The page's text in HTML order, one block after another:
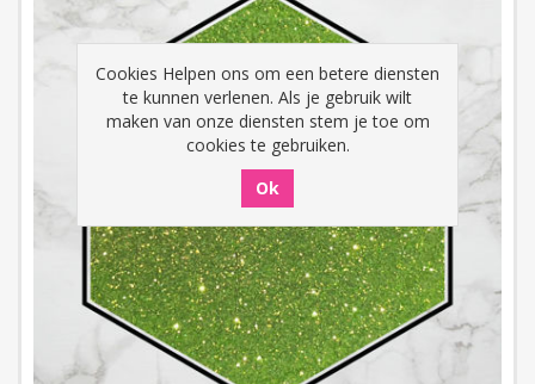
Cookies Helpen ons om een betere diensten
te kunnen verlenen. Als je gebruik wilt
maken van onze diensten stem je toe om
cookies te gebruiken.